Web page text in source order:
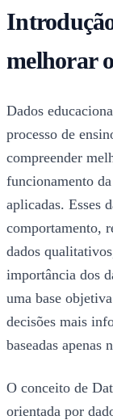
melhorar
Dados
processo de
compreender
funcionamento
aplicadas. Esses
comportamento,
dados
importância dos
uma base
decisões mais
baseadas apenas
O conceito de
orientada por